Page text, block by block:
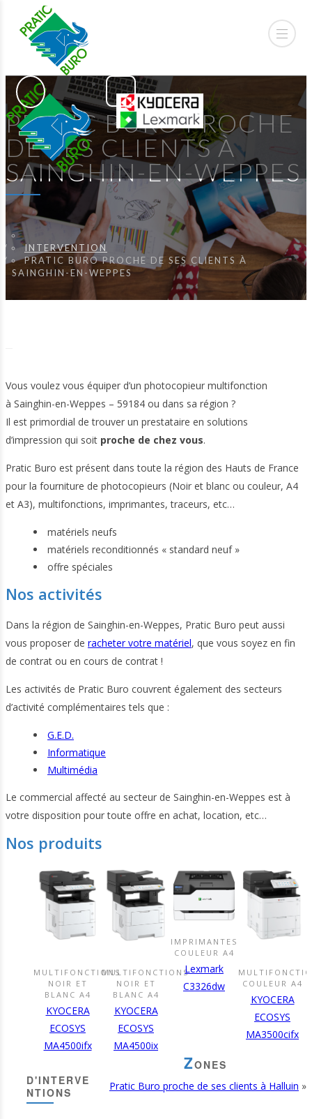
PRATIC BURO PROCHE
DE SES CLIENTS À
SAINGHIN-EN-WEPPES
INTERVENTION
PRATIC BURO PROCHE DE SES CLIENTS À
SAINGHIN-EN-WEPPES
Vous voulez vous équiper d’un photocopieur multifonction
à Sainghin-en-Weppes – 59184 ou dans sa région ?
Il est primordial de trouver un prestataire en solutions
d’impression qui soit proche de chez vous.
Pratic Buro est présent dans toute la région des Hauts de France
pour la fourniture de photocopieurs (Noir et blanc ou couleur, A4
et A3), multifonctions, imprimantes, traceurs, etc…
matériels neufs
matériels reconditionnés « standard neuf »
offre spéciales
Nos activités
Dans la région de Sainghin-en-Weppes, Pratic Buro peut aussi
vous proposer de racheter votre matériel, que vous soyez en fin
de contrat ou en cours de contrat !
Les activités de Pratic Buro couvrent également des secteurs
d’activité complémentaires tels que :
G.E.D.
Informatique
Multimédia
Le commercial affecté au secteur de Sainghin-en-Weppes est à
votre disposition pour toute offre en achat, location, etc…
Nos produits
DÉCOUVRIR
CE
MULTIFONCTIONS
NOIR ET
BLANC A4
KYOCERA
ECOSYS
MA4500ifx
DÉCOUVRIR
CE
MULTIFONCTIONS
NOIR ET
BLANC A4
KYOCERA
ECOSYS
MA4500ix
DÉCOUVRIR
PRODUIT
IMPRIMANTES
COULEUR A4
Lexmark
C3326dw
CE
PRODUIT
COULEUR A4
KYOCERA
ECOSYS
MA3500cifx
Pratic Buro proche de ses clients à Halluin »
ZONES
D'INTERVE
NTIONS